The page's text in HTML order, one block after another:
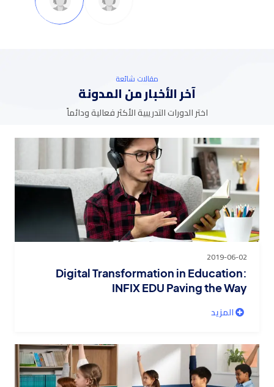
مقالات شائعة
آخر الأخبار من المدونة
اختر الدورات التدريبية الأكثر فعالية ودائماً
2019-06-02
Digital Transformation in Education:
INFIX EDU Paving the Way
المزيد